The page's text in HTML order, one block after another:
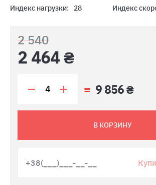
Индекс нагрузки:
28 Индекс
2 540
2 464 ₴
9 856 ₴
В КОРЗИНУ